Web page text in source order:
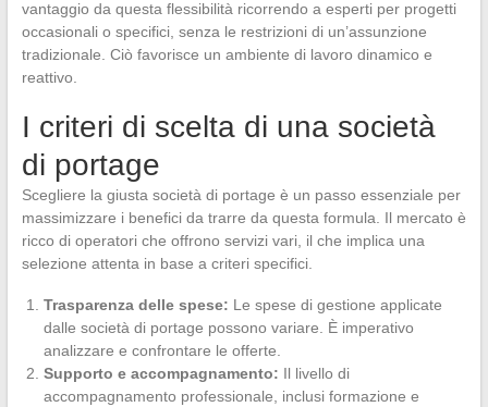
vantaggio da questa flessibilità ricorrendo a esperti per progetti
occasionali o specifici, senza le restrizioni di un’assunzione
tradizionale. Ciò favorisce un ambiente di lavoro dinamico e
reattivo.
I criteri di scelta di una società
di portage
Scegliere la giusta società di portage è un passo essenziale per
massimizzare i benefici da trarre da questa formula. Il mercato è
ricco di operatori che offrono servizi vari, il che implica una
selezione attenta in base a criteri specifici.
Trasparenza delle spese: Le spese di gestione applicate
dalle società di portage possono variare. È imperativo
analizzare e confrontare le offerte.
Supporto e accompagnamento: Il livello di
accompagnamento professionale, inclusi formazione e